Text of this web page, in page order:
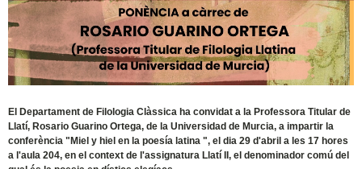
El Departament de Filologia Clàssica ha convidat a la Professora Titular de
Llatí, Rosario Guarino Ortega, de la Universidad de Murcia, a impartir la
conferència "Miel y hiel en la poesía latina ", el dia 29 d'abril a les 17 hores
a l'aula 204, en el context de l'assignatura Llatí II, el denominador comú del